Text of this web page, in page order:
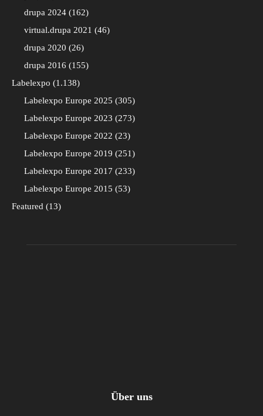
drupa 2024
162
virtual.drupa 2021
46
drupa 2020
26
drupa 2016
155
Labelexpo
1.138
Labelexpo Europe 2025
305
Labelexpo Europe 2023
273
Labelexpo Europe 2022
23
Labelexpo Europe 2019
251
Labelexpo Europe 2017
233
Labelexpo Europe 2015
53
Featured
13
Über uns